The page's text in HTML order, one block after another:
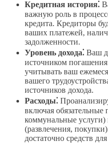
Кредитная история⁚
важную роль в
кредита. Кредиторы
ваших платежей,
задолженности.
Уровень дохода⁚ Ваш
источником
учитывать ваш
вашего
источников дохода.
Расходы⁚
включая обязательные
коммунальные
(развлечения,
достаточно средств